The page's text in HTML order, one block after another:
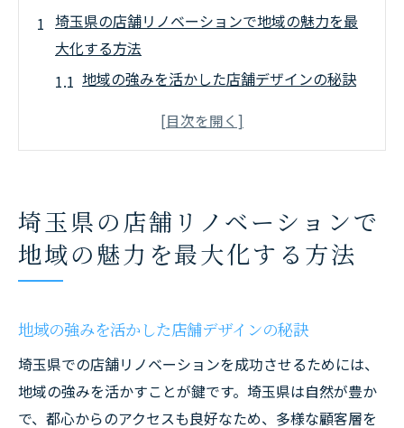
埼玉県の店舗リノベーションで地域の魅力を最
大化する方法
地域の強みを活かした店舗デザインの秘訣
埼玉県の観光資源を活用する店舗リノベー
埼玉県ならではの素材を使ったリノベーシ
ョン
埼玉県の市場調査から見るリノベーション
ニーズ
店舗リノベーションで埼玉県のビジネスを革新
埼玉県の店舗リノベーションで
地域の魅力を最大化する方法
地域の強みを活かした店舗デザインの秘訣
埼玉県での店舗リノベーションを成功させるためには、
地域の強みを活かすことが鍵です。埼玉県は自然が豊か
で、都心からのアクセスも良好なため、多様な顧客層を